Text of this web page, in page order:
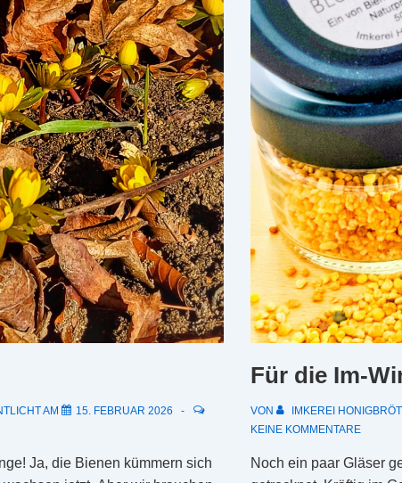
AM
15. FEBRUAR 2026
Ja, die Bienen kümmern sich
Für die Im-
VON IMKEREI
KEINE KOMMENTARE
Noch ein paar Gläser